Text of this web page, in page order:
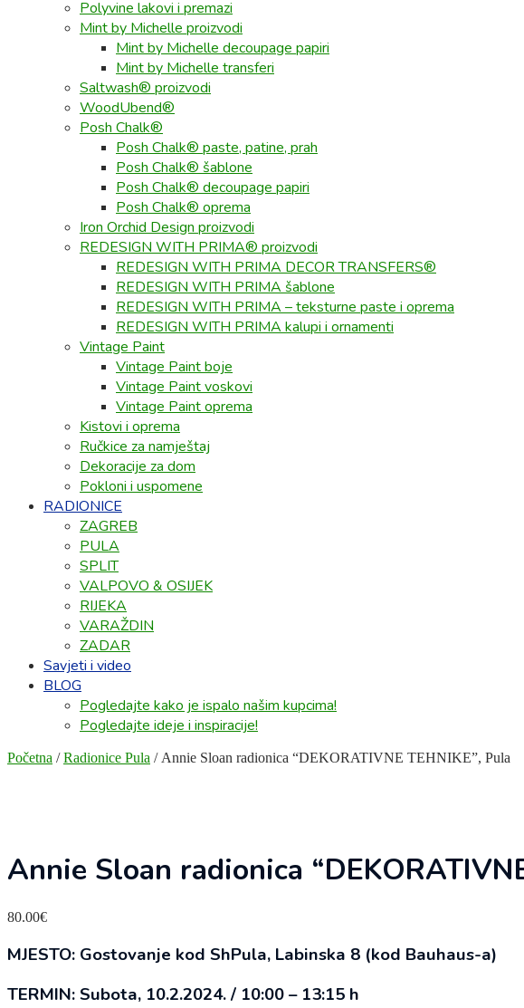
Polyvine lakovi i premazi
Mint by Michelle proizvodi
Mint by Michelle decoupage papiri
Mint by Michelle transferi
Saltwash® proizvodi
WoodUbend®
Posh Chalk®
Posh Chalk® paste, patine, prah
Posh Chalk® šablone
Posh Chalk® decoupage papiri
Posh Chalk® oprema
Iron Orchid Design proizvodi
REDESIGN WITH PRIMA® proizvodi
REDESIGN WITH PRIMA DECOR TRANSFERS®
REDESIGN WITH PRIMA šablone
REDESIGN WITH PRIMA – teksturne paste i oprema
REDESIGN WITH PRIMA kalupi i ornamenti
Vintage Paint
Vintage Paint boje
Vintage Paint voskovi
Vintage Paint oprema
Kistovi i oprema
Ručkice za namještaj
Dekoracije za dom
Pokloni i uspomene
RADIONICE
ZAGREB
PULA
SPLIT
VALPOVO & OSIJEK
RIJEKA
VARAŽDIN
ZADAR
Savjeti i video
BLOG
Pogledajte kako je ispalo našim kupcima!
Pogledajte ideje i inspiracije!
Početna /Radionice Pula / Annie Sloan radionica “DEKORATIVNE TEHNIKE”, Pula
Annie Sloan radionica
80.00€
MJESTO: Gostovanje kod ShPula, Labinska 8 (kod Bauhaus-a)
TERMIN: Subota, 10.2.2024. / 10:00 – 13:15 h